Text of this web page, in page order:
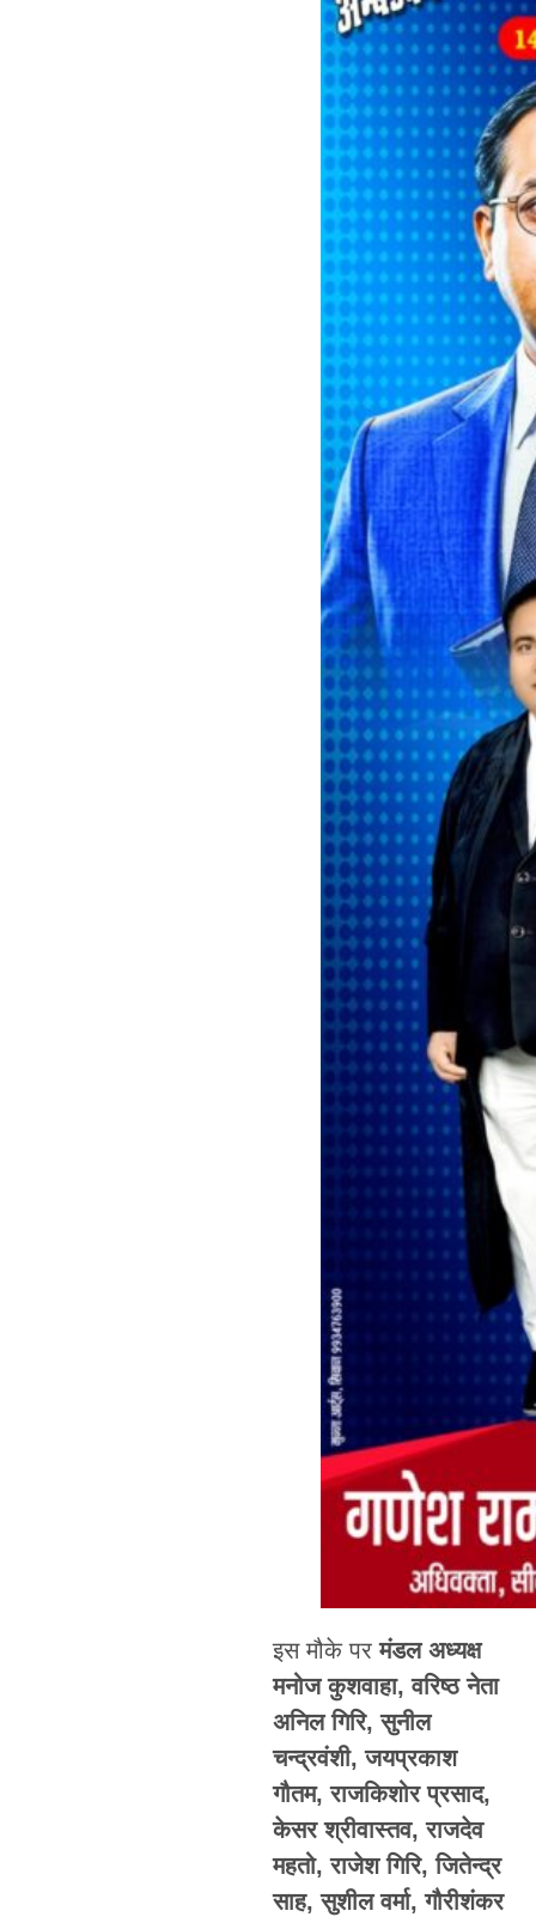
इस मौके परमंडल अध्यक्ष
मनोज कुशवाहा, वरिष्ठ नेता
अनिल गिरि, सुनील
चन्द्रवंशी, जयप्रकाश
गौतम, राजकिशोर प्रसाद,
केसर श्रीवास्तव, राजदेव
महतो, राजेश गिरि, जितेन्द्र
साह, सुशील वर्मा, गौरीशंकर